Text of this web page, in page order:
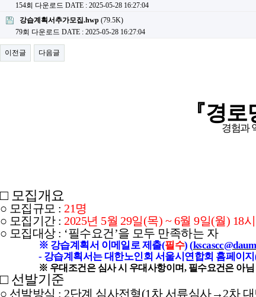
154회 다운로드 DATE : 2025-05-28 16:27:04
강습계획서추가모집.hwp (79.5K)
79회 다운로드 DATE : 2025-05-28 16:27:04
이전글 다음글
『경로
경험과
□ 모집개요
○ 모집규모 : 21명
○ 모집기간 : 2025년 5월 29일(목) ~ 6월9일(월) 18
○ 모집대상 : ‘필수요건’을 모두 만족하는 자
※ 강습계획서 이메일로 제출(필수) (
- 강습계획서는 대한노인회 서울시연합회 홈페이지
※ 우대조건은 심사 시 우대사항이며, 필수요건은 아님
□ 선발기준
○ 선발방식 : 2단계 심사전형(1차 서류심사→2차